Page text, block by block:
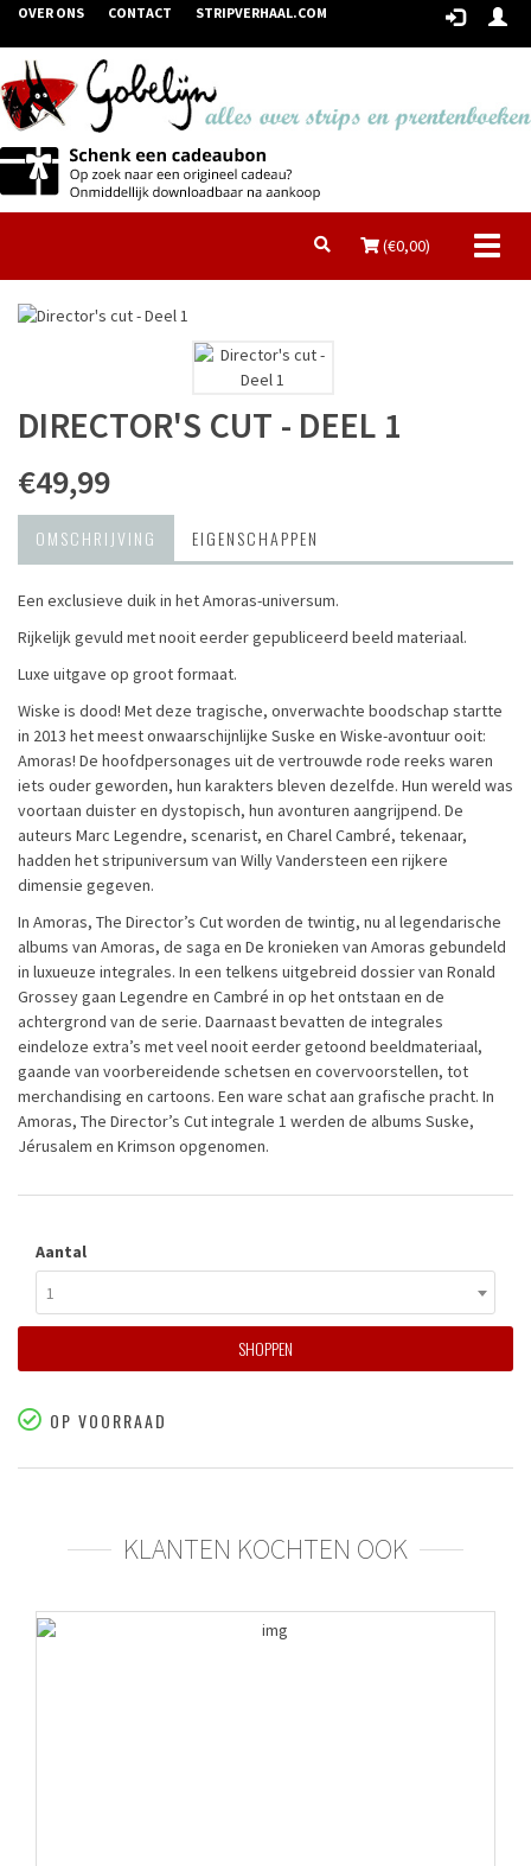
OVER ONS CONTACT STRIPVERHAAL.COM
(€0,00)
DIRECTOR'S CUT - DEEL 1
€49,99
OMSCHRIJVING EIGENSCHAPPEN
Een exclusieve duik in het Amoras-universum.
Rijkelijk gevuld met nooit eerder gepubliceerd beeld materiaal.
Luxe uitgave op groot formaat.
Wiske is dood! Met deze tragische, onverwachte boodschap startte
in 2013 het meest onwaarschijnlijke Suske en Wiske-avontuur ooit:
Amoras! De hoofdpersonages uit de vertrouwde rode reeks waren
iets ouder geworden, hun karakters bleven dezelfde. Hun wereld was
voortaan duister en dystopisch, hun avonturen aangrijpend. De
auteurs Marc Legendre, scenarist, en Charel Cambré, tekenaar,
hadden het stripuniversum van Willy Vandersteen een rijkere
dimensie gegeven.
In Amoras, The Director’s Cut worden de twintig, nu al legendarische
albums van Amoras, de saga en De kronieken van Amoras gebundeld
in luxueuze integrales. In een telkens uitgebreid dossier van Ronald
Grossey gaan Legendre en Cambré in op het ontstaan en de
achtergrond van de serie. Daarnaast bevatten de integrales
eindeloze extra’s met veel nooit eerder getoond beeldmateriaal,
gaande van voorbereidende schetsen en covervoorstellen, tot
merchandising en cartoons. Een ware schat aan grafische pracht. In
Amoras, The Director’s Cut integrale 1 werden de albums Suske,
Jérusalem en Krimson opgenomen.
Aantal
1
SHOPPEN
OP VOORRAAD
KLANTEN KOCHTEN OOK